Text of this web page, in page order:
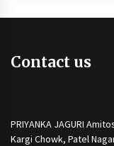
Contact us
PRIYANKA JAGURI
Kargi Chowk, Patel